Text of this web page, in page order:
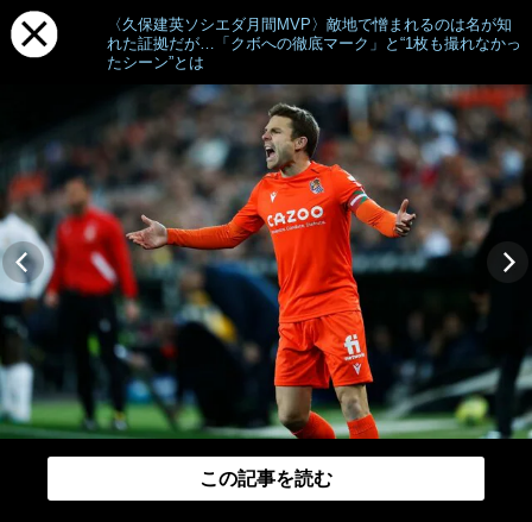
〈久保建英ソシエダ月間MVP〉敵地で憎まれるのは名が知
れた証拠だが…「クボへの徹底マーク」と“1枚も撮れなかっ
たシーン”とは
この記事を読む